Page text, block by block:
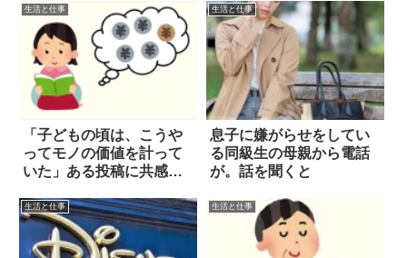
生活と仕事
「子どもの頃は、こうや
ってモノの価値を計って
いた」ある投稿に共感
生活と仕事
息子に嫌がらせをしてい
る同級生の母親から電話
が。話を聞くと
生活と仕事 生活と仕事